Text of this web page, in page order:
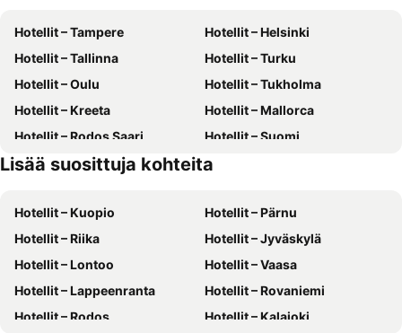
Hotellit – Tampere
Hotellit – Helsinki
Hotellit – Tallinna
Hotellit – Turku
Hotellit – Oulu
Hotellit – Tukholma
Hotellit – Kreeta
Hotellit – Mallorca
Hotellit – Rodos Saari
Hotellit – Suomi
Hotellit – Gran Canaria
Hotellit – Malta
Lisää suosittuja kohteita
Hotellit – Kuopio
Hotellit – Pärnu
Hotellit – Riika
Hotellit – Jyväskylä
Hotellit – Lontoo
Hotellit – Vaasa
Hotellit – Lappeenranta
Hotellit – Rovaniemi
Hotellit – Rodos
Hotellit – Kalajoki